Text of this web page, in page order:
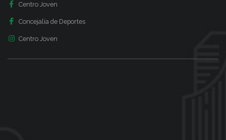
Centro Joven
Concejalía de Deportes
Centro Joven